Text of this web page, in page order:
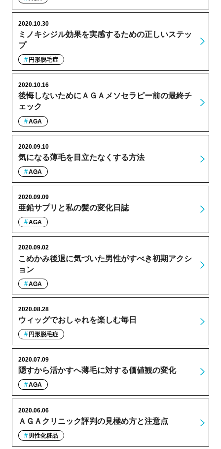
ミノキシジル効果を実感するための正しいステッ
プ
2020.10.30
円形脱毛症
後悔しないためにＡＧＡメソセラピー前の最終チ
ェック
2020.10.16
AGA
気になる薄毛を目立たなくする方法
2020.09.10
AGA
亜鉛サプリと私の髪の変化日誌
2020.09.09
AGA
こめかみ後退に気づいた男性がすべき初期アクシ
ョン
2020.09.02
AGA
ウィッグでおしゃれを楽しむ毎日
2020.08.28
円形脱毛症
隠すから活かすへ薄毛に対する価値観の変化
2020.07.09
AGA
ＡＧＡクリニック評判の見極め方と注意点
2020.06.06
男性化粧品